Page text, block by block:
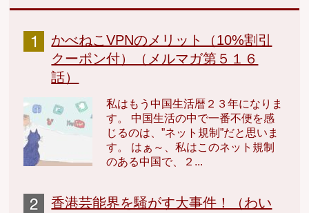
かべねこVPNのメリット（10%割引
クーポン付）（メルマガ第５１６
話）
私はもう中国生活暦２３年になりま
す。 中国生活の中で一番不便を感
じるのは、”ネット規制”だと思いま
す。 はぁ～、私はこのネット規制
のある中国で、２...
香港芸能界を騒がす大事件！（わい